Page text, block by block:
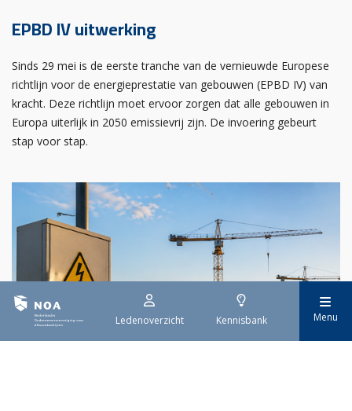
Ledenoverzicht Kennisbank Menu
EPBD IV uitwerking
Sinds 29 mei is de eerste tranche van de vernieuwde Europese
richtlijn voor de energieprestatie van gebouwen (EPBD IV) van
kracht. Deze richtlijn moet ervoor zorgen dat alle gebouwen in
Europa uiterlijk in 2050 emissievrij zijn. De invoering gebeurt
stap voor stap.